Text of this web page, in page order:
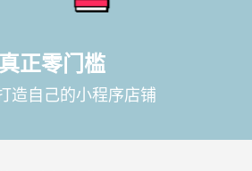
真正零门槛
造自己的小程序店铺